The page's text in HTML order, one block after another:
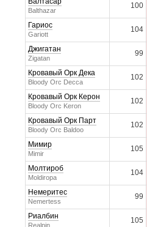
Balthazar
100
Гариос
Gariott
104
Джигатан
Zigatan
99
Кровавый Орк Дека
Bloody Orc Decca
102
Кровавый Орк Керон
Bloody Orc Keron
102
Кровавый Орк Парт
Bloody Orc Baldoo
102
Мимир
Mimir
105
Молтироб
Moldiropa
104
Немеритес
Nemertess
99
Риалбин
Realpin
105